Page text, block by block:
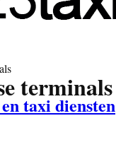
terminals
taxi diensten